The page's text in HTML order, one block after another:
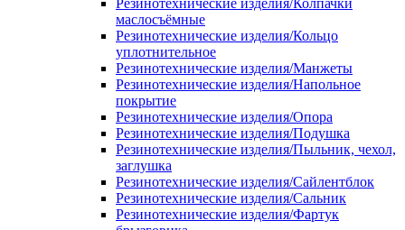
Резинотехнические изделия/Колпачки
маслосъёмные
Резинотехнические изделия/Кольцо
уплотнительное
Резинотехнические изделия/Манжеты
Резинотехнические изделия/Напольное
покрытие
Резинотехнические изделия/Опора
Резинотехнические изделия/Подушка
Резинотехнические изделия/Пыльник, чехол,
заглушка
Резинотехнические изделия/Сайлентблок
Резинотехнические изделия/Сальник
Резинотехнические изделия/Фартук